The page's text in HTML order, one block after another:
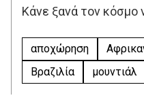
Κάνε ξανά τον κόσμο
αποχώρηση
Βραζιλία
μουντιάλ